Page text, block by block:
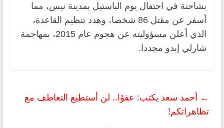
بشاحنة في احتفال يوم الباستيل بمدينة نيس، مما
أسفر عن مقتل 86 شخصا، وهدد تنظيم القاعدة،
الذي أعلن مسؤوليته عن هجوم عام 2015، بمهاجمة
شارلي إبدو مجددا.
← أحمد سعد يكتب: عفوًا.. لن أستطيع التعاطف مع
تظاهراتكم!